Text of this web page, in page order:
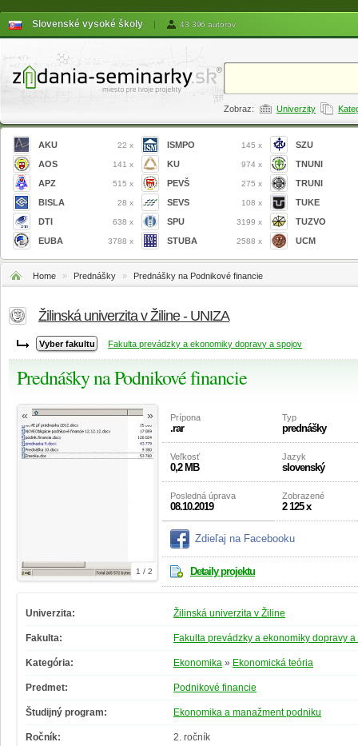
Slovenské vysoké školy | 43 396 autorov
Zobraz: Univerzity
AKU 22 x
AOS 141 x
APZ 515 x
BISLA 28 x
DTI 638 x
EUBA 3788 x
ISMPO 145 x
KU 974 x
PEVŠ 275 x
SEVS 108 x
SPU 3199 x
STUBA 2588 x
SZU
TNUNI
TRUNI
TUKE
TUZVO
UCM
Home » Prednášky » Prednášky na Podnikové financie
Žilinská univerzita v Žiline - UNIZA
Fakulta prevádzky a ekonomiky dopravy a spojov
Prednášky na Podnikové financie
1 / 2
« » Prípona
.rar
Typ
prednášky
Veľkosť
0,2 MB
Jazyk
slovenský
Posledná úprava
08.10.2019
Zobrazené
2 125 x
Zdieľaj na Facebooku
Detaily projektu
Univerzita: Žilinská univerzita v Žiline
Fakulta: Fakulta prevádzky a ekonomiky dopravy
Kategória: Ekonomika » Ekonomická teória
Predmet: Podnikové financie
Študijný program: Ekonomika a manažment podniku
Ročník: 2. ročník